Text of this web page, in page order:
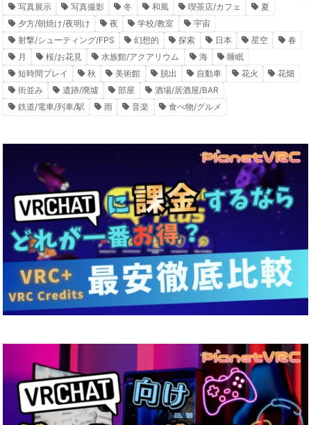
写真展示
写真撮影 冬 和風 喫茶店/カフェ
夏
夕方/朝焼け/夜明け
夜 学校/教室
宇宙
射撃/シューティング/FPS
幻想的 探索 日本 星空
春
月
桜/お花見 水族館/アクアリウム 海
睡眠
短時間プレイ
秋 美術館 脱出 自動車 花火
花畑
街並み
遺跡/廃墟 部屋
酒場/居酒屋/BAR
鉄道/電車/列車/駅
雨 音楽 食べ物/グルメ